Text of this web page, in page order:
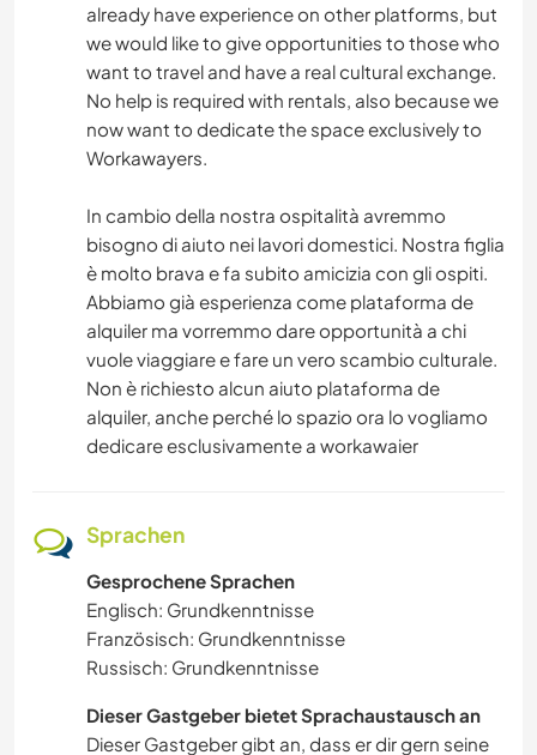
already have experience on other platforms, but
we would like to give opportunities to those who
want to travel and have a real cultural exchange.
No help is required with rentals, also because we
now want to dedicate the space exclusively to
Workawayers.
In cambio della nostra ospitalità avremmo
bisogno di aiuto nei lavori domestici. Nostra figlia
è molto brava e fa subito amicizia con gli ospiti.
Abbiamo già esperienza come plataforma de
alquiler ma vorremmo dare opportunità a chi
vuole viaggiare e fare un vero scambio culturale.
Non è richiesto alcun aiuto plataforma de
alquiler, anche perché lo spazio ora lo vogliamo
dedicare esclusivamente a workawaier
Sprachen
Gesprochene Sprachen
Englisch: Grundkenntnisse
Französisch: Grundkenntnisse
Russisch: Grundkenntnisse
Dieser Gastgeber bietet Sprachaustausch an
Dieser Gastgeber gibt an, dass er dir gern seine